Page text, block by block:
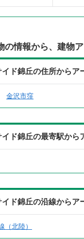
の情報から、建物
イド錦丘の住所からア
金沢市窪
イド錦丘の最寄駅から
イド錦丘の沿線からア
（北陸）